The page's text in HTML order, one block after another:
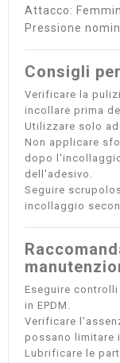
Attacco:
Pressione
Consigli
Verificare la
incollare prima
Utilizzare solo
Non applicare
dopo
dell'adesivo.
Seguire
incollaggio
Eseguire
in EPDM.
Verificare
possano limitare
Lubrificare le